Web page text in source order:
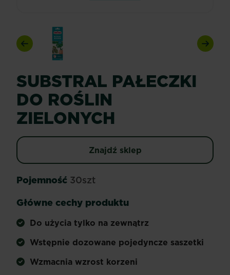
Previous Next
SUBSTRAL PAŁECZKI
DO ROŚLIN
ZIELONYCH
Znajdź sklep
Pojemność 30szt
Główne cechy produktu
Do użycia tylko na zewnątrz
Wstępnie dozowane pojedyncze saszetki
Wzmacnia wzrost korzeni